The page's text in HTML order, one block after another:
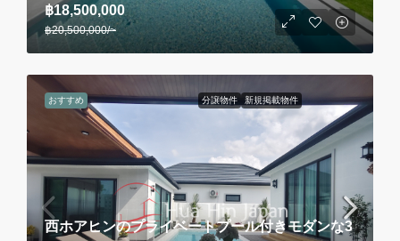
฿18,500,000
฿20,500,000/~
おすすめ 分譲物件 新規掲載物件
西ホアヒンのプライベートプール付きモダンな3